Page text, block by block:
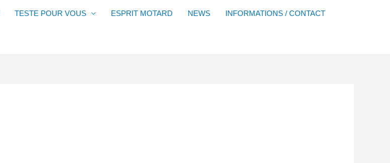
TESTE POUR VOUS ESPRIT MOTARD NEWS INFORMATIONS / CONTACT